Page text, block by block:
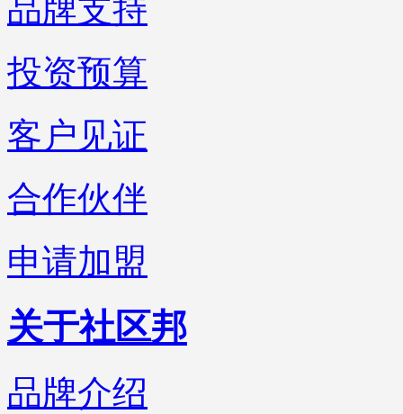
品牌支持
投资预算
客户见证
合作伙伴
申请加盟
关于社区邦
品牌介绍